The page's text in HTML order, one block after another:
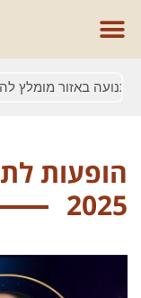
באזור מומלץ
2025